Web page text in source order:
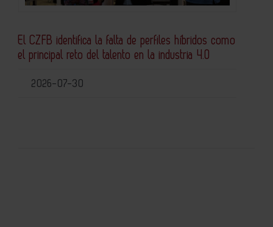
El CZFB identifica la falta de perfiles híbridos como
el principal reto del talento en la industria 4.0
2026-07-30